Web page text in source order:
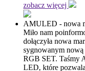
zobacz więcej
AMULED - nowa
Miło nam
dołączyła nowa
sygnowanym
RGB SET. Taśmy
LED, które